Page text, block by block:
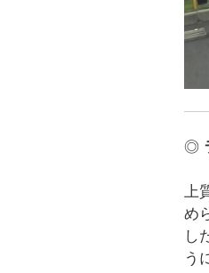
◎
上
め
し
う